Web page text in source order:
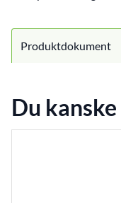
Produktdokument
Du